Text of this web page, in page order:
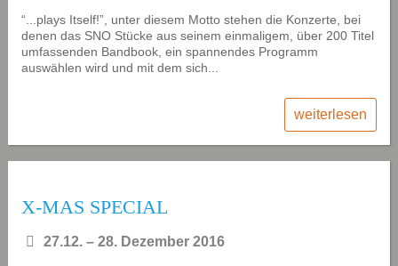
“...plays Itself!”, unter diesem Motto stehen die Konzerte, bei
denen das SNO Stücke aus seinem einmaligem, über 200 Titel
umfassenden Bandbook, ein spannendes Programm
auswählen wird und mit dem sich...
weiterlesen
X-MAS SPECIAL
27.12. – 28. Dezember 2016